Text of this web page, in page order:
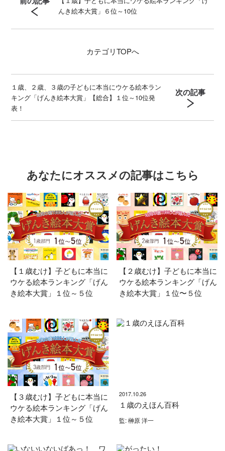
んき絵本大賞」６位～10位
カテゴリTOPへ
１歳、２歳、３歳の子どもに本当にウケる絵本ラン
キング「げんき絵本大賞」【総合】１位～10位発
表！
次の記事
あなたにオススメの記事はこちら
【１歳むけ】子どもに本当に
ウケる絵本ランキング「げん
き絵本大賞」１位～５位
【２歳むけ】子どもに本当に
ウケる絵本ランキング「げん
き絵本大賞」１位〜５位
【３歳むけ】子どもに本当に
ウケる絵本ランキング「げん
き絵本大賞」１位～５位
2017.10.26
１歳のえほん百科
監: 榊原 洋一